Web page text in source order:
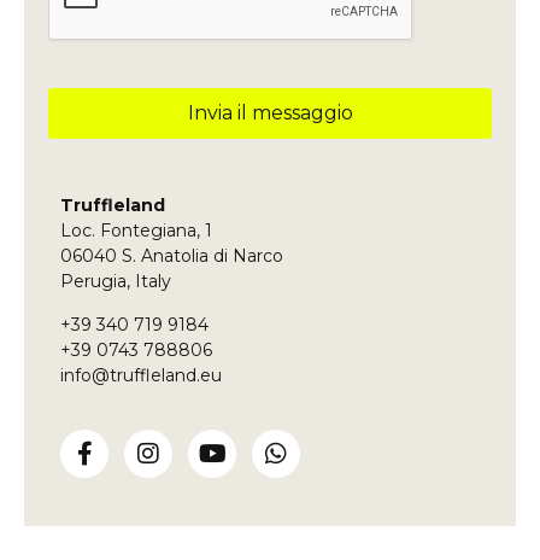
Invia il messaggio
deve
essere
lasciato
vuoto
Truffleland
Loc. Fontegiana, 1
06040 S. Anatolia di Narco
Perugia, Italy
+39 340 719 9184
+39 0743 788806
info@truffleland.eu